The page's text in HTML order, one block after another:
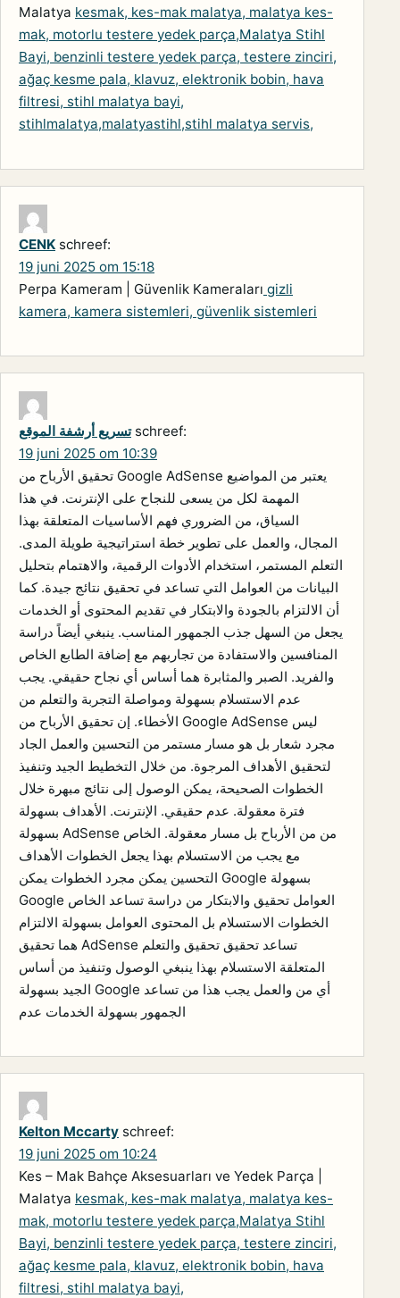
Malatya kesmak, kes-mak malatya, malatya kes-
mak, motorlu testere yedek parça,Malatya Stihl
Bayi, benzinli testere yedek parça, testere zinciri,
ağaç kesme pala, klavuz, elektronik bobin, hava
filtresi, stihl malatya bayi,
stihlmalatya,malatyastihl,stihl malatya servis,
CENK schreef:
19 juni 2025 om 15:18
Perpa Kameram | Güvenlik Kameraları gizli
kamera, kamera sistemleri, güvenlik sistemleri
تسريع أرشفة الموقع schreef:
19 juni 2025 om 10:39
تحقيق الأرباح من Google AdSense يعتبر من المواضيع
المهمة لكل من يسعى للنجاح على الإنترنت. في هذا
السياق، من الضروري فهم الأساسيات المتعلقة بهذا
المجال، والعمل على تطوير خطة استراتيجية طويلة المدى.
التعلم المستمر، استخدام الأدوات الرقمية، والاهتمام بتحليل
البيانات من العوامل التي تساعد في تحقيق نتائج جيدة. كما
أن الالتزام بالجودة والابتكار في تقديم المحتوى أو الخدمات
يجعل من السهل جذب الجمهور المناسب. ينبغي أيضاً دراسة
المنافسين والاستفادة من تجاربهم مع إضافة الطابع الخاص
والفريد. الصبر والمثابرة هما أساس أي نجاح حقيقي. يجب
عدم الاستسلام بسهولة ومواصلة التجربة والتعلم من
الأخطاء. إن تحقيق الأرباح من Google AdSense ليس
مجرد شعار بل هو مسار مستمر من التحسين والعمل الجاد
لتحقيق الأهداف المرجوة. من خلال التخطيط الجيد وتنفيذ
الخطوات الصحيحة، يمكن الوصول إلى نتائج مبهرة خلال
فترة معقولة. عدم حقيقي. الإنترنت. الأهداف بسهولة
بسهولة AdSense من من الأرباح بل مسار معقولة. الخاص
مع يجب من الاستسلام بهذا يجعل الخطوات الأهداف
التحسين يمكن مجرد الخطوات يمكن Google بسهولة
Google العوامل تحقيق والابتكار من دراسة تساعد الخاص
الخطوات الاستسلام بل المحتوى العوامل بسهولة الالتزام
هما تحقيق AdSense تساعد تحقيق تحقيق والتعلم
المتعلقة الاستسلام بهذا ينبغي الوصول وتنفيذ من أساس
الجيد بسهولة Google أي من والعمل يجب هذا من تساعد
الجمهور بسهولة الخدمات عدم
Kelton Mccarty schreef:
19 juni 2025 om 10:24
Kes – Mak Bahçe Aksesuarları ve Yedek Parça |
Malatya kesmak, kes-mak malatya, malatya kes-
mak, motorlu testere yedek parça,Malatya Stihl
Bayi, benzinli testere yedek parça, testere zinciri,
ağaç kesme pala, klavuz, elektronik bobin, hava
filtresi, stihl malatya bayi,